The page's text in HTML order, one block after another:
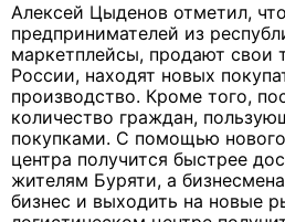
Алексей Цыденов отметил,
предпринимателей из
маркетплейсы, продают свои
России, находят новых
производство. Кроме того,
количество граждан,
покупками. С помощью нового
центра получится быстрее
жителям Буряти, а
бизнес и выходить на новые